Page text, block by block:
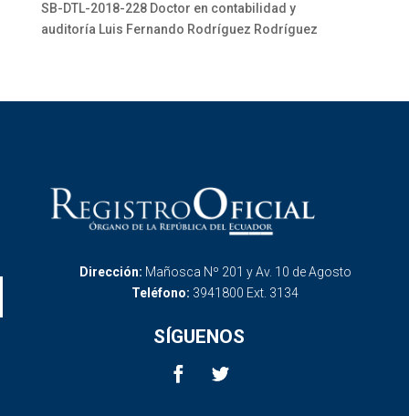
SB-DTL-2018-228 Doctor en contabilidad y
auditoría Luis Fernando Rodríguez Rodríguez
Dirección: Mañosca Nº 201 y Av. 10 de Agosto
Teléfono: 3941800 Ext. 3134
SÍGUENOS